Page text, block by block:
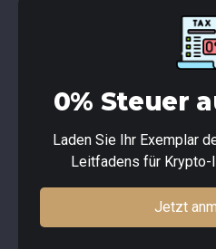
0% Steuer
Laden Sie Ihr Exemplar
Leitfadens für Krypto-
Jetzt